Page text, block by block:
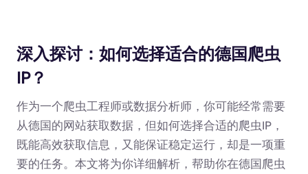
深入探讨：如何选择适合的德国爬虫
IP？
作为一个爬虫工程师或数据分析师，你可能经常需要
从德国的网站获取数据，但如何选择合适的爬虫IP，
既能高效获取信息，又能保证稳定运行，却是一项重
要的任务。本文将为你详细解析，帮助你在德国爬虫